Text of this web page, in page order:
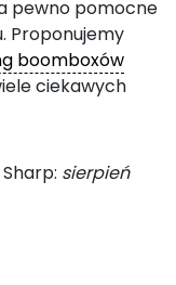
pewno pomocne
Proponujemy
boomboxów
ciekawych
sierpień